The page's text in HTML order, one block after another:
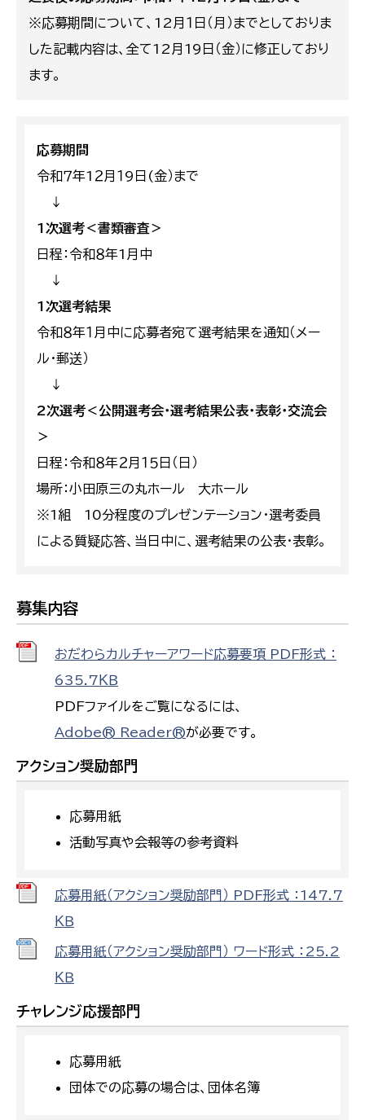
※応募期間について、12月１日（月）までとしておりま
した記載内容は、全て12月19日（金）に修正しており
ます。
応募期間
令和７年1２月１9日(金）まで
↓
1次選考＜書類審査＞
日程：令和８年1月中
↓
1次選考結果
令和８年１月中に応募者宛て選考結果を通知（メー
ル・郵送）
↓
2次選考＜公開選考会・選考結果公表・表彰・交流会
＞
日程：令和８年２月１５日（日）
場所：小田原三の丸ホール 大ホール
※1組 10分程度のプレゼンテーション・選考委員
による質疑応答、当日中に、選考結果の公表・表彰。
募集内容
おだわらカルチャーアワード応募要項 PDF形式 ：
635.7ＫＢ
PDFファイルをご覧になるには、
Adobe® Reader®が必要です。
アクション奨励部門
応募用紙
活動写真や会報等の参考資料
応募用紙（アクション奨励部門） PDF形式 ：147.7
ＫＢ
応募用紙（アクション奨励部門） ワード形式 ：25.2
ＫＢ
チャレンジ応援部門
応募用紙
団体での応募の場合は、団体名簿